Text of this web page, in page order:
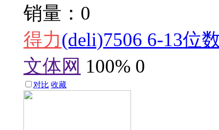
销量：0
得力(deli)7506 6-13位
文体网 100% 0
对比 收藏